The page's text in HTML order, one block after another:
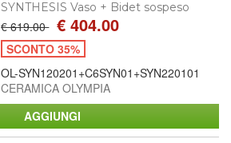
SYNTHESIS Vaso + Bidet sospeso
€ 619.00 € 404.00
SCONTO 35%
OL-SYN120201+C6SYN01+SYN220101
CERAMICA OLYMPIA